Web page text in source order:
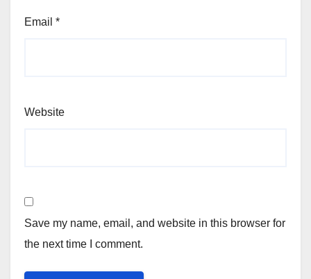
Email *
Website
Save my name, email, and website in this browser for
the next time I comment.